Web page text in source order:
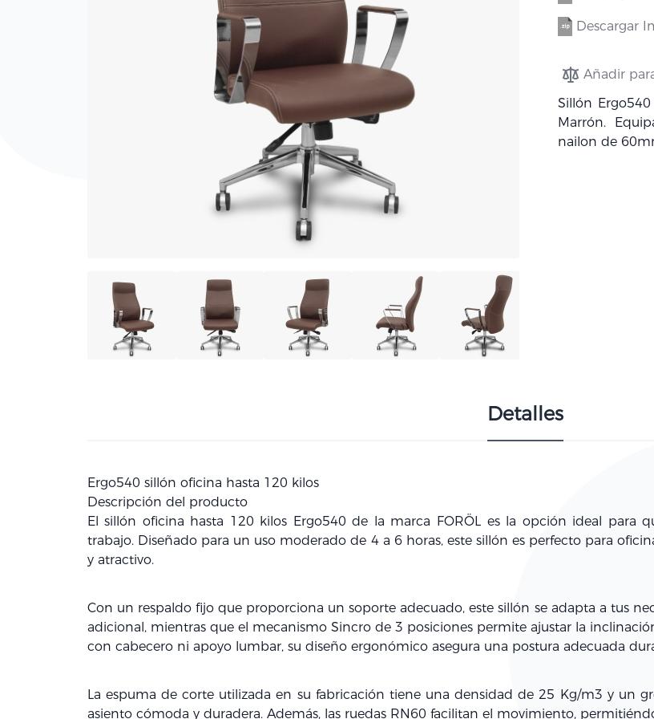
Descargar
Añadir
Sillón
Marrón.
nailon de
Detalles
Ergo540 sillón oficina hasta 120 kilos
Descripción del producto
Elsillón oficina hasta 120 kilos Ergo540 de la marca FORÖL es la opción ideal para
trabajo. Diseñado para un uso moderado de 4 a 6 horas, este sillón es perfecto para
y atractivo.
Con un respaldo fijo que proporciona un soporte adecuado, este sillón se adapta a tus
adicional, mientras que el mecanismo Sincro de 3 posicionespermite ajustar la
con cabeceroni apoyo lumbar, su diseño ergonómico asegura una postura adecuada
La espuma de corte utilizada en su fabricación tiene unadensidad de 25 Kg/m3 y un
asiento cómoda y duradera. Además, las ruedas RN60 facilitan el movimiento,